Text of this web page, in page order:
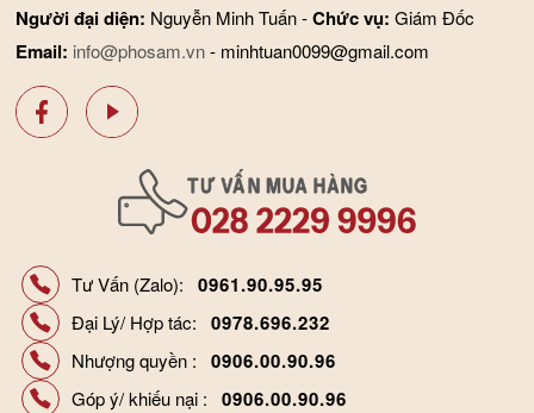
Người đại diện: Nguyễn Minh Tuấn -Chức vụ: Giám Đốc
Email: info@phosam.vn- minhtuan0099@gmail.com
Tư Vấn (Zalo):0961.90.95.95
Đại Lý/ Hợp tác:0978.696.232
Nhượng quyền :0906.00.90.96
Góp ý/ khiếu nại :0906.00.90.96